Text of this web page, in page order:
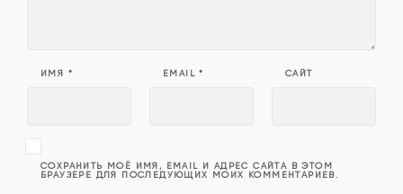
ИМЯ * EMAIL* САЙТ
СОХРАНИТЬ МОЁ ИМЯ, EMAIL И АДРЕС САЙТА В ЭТОМ
БРАУЗЕРЕ ДЛЯ ПОСЛЕДУЮЩИХ МОИХ КОММЕНТАРИЕВ.